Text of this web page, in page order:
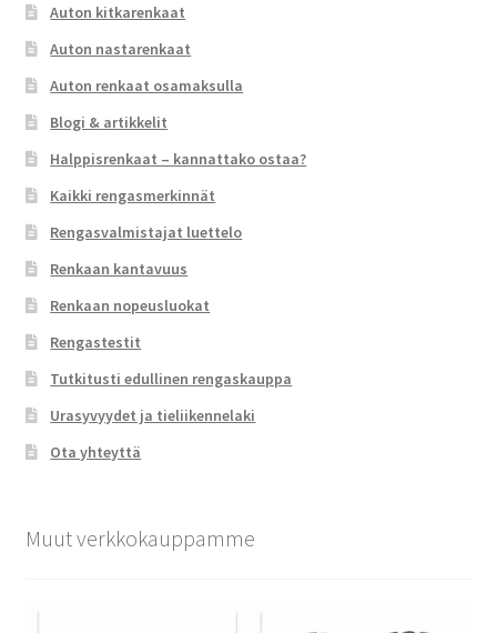
Auton kitkarenkaat
Auton nastarenkaat
Auton renkaat osamaksulla
Blogi & artikkelit
Halppisrenkaat – kannattako ostaa?
Kaikki rengasmerkinnät
Rengasvalmistajat luettelo
Renkaan kantavuus
Renkaan nopeusluokat
Rengastestit
Tutkitusti edullinen rengaskauppa
Urasyvyydet ja tieliikennelaki
Ota yhteyttä
Muut verkkokauppamme